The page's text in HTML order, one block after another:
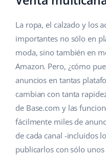
La ropa, el calzado y los
importantes no sólo en
moda, sino también en
Amazon. Pero, ¿cómo
anuncios en tantas
cambian con tanta
de Base.com y las
fácilmente miles de
de cada canal -incluidos
publicarlos con sólo unos